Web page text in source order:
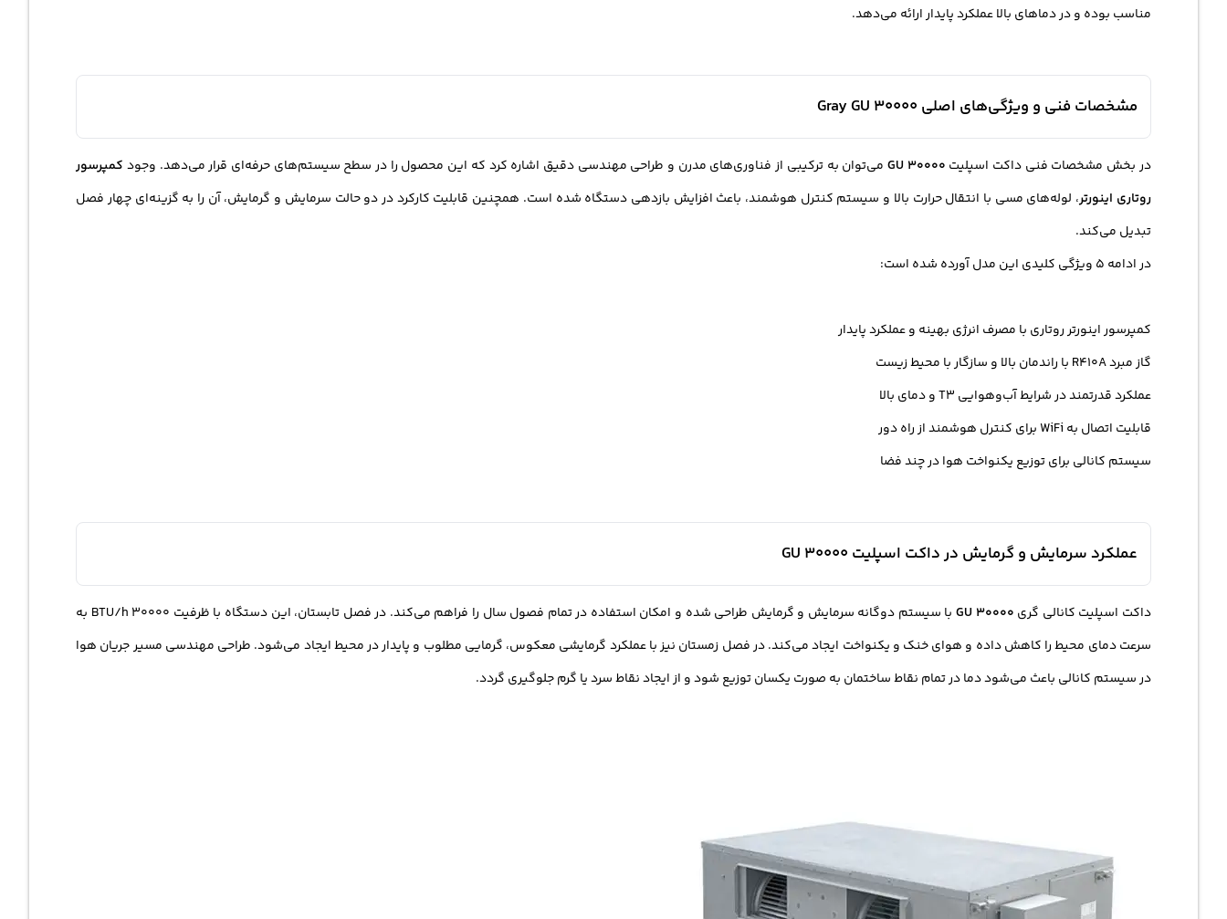
مناسب بوده و در دماهای بالا عملکرد پایدار ارائه می‌دهد.
مشخصات فنی و ویژگی‌های اصلی Gray GU 30000
در بخش مشخصات فنی داکت اسپلیت GU 30000 می‌توان به ترکیبی از فناوری‌های مدرن و طراحی مهندسی دقیق اشاره کرد که این محصول را در سطح سیستم‌های حرفه‌ای قرار می‌دهد. وجود کمپرسور
روتاری اینورتر، لوله‌های مسی با انتقال حرارت بالا و سیستم کنترل هوشمند، باعث افزایش بازدهی دستگاه شده است. همچنین قابلیت کارکرد در دو حالت سرمایش و گرمایش، آن را به گزینه‌ای چهار فصل
تبدیل می‌کند.
در ادامه 5 ویژگی کلیدی این مدل آورده شده است:
کمپرسور اینورتر روتاری با مصرف انرژی بهینه و عملکرد پایدار
گاز مبرد R410A با راندمان بالا و سازگار با محیط زیست
عملکرد قدرتمند در شرایط آب‌وهوایی T3 و دمای بالا
قابلیت اتصال به WiFi برای کنترل هوشمند از راه دور
سیستم کانالی برای توزیع یکنواخت هوا در چند فضا
عملکرد سرمایش و گرمایش در داکت اسپلیت GU 30000
داکت اسپلیت کانالی گری GU 30000
با سیستم دوگانه سرمایش و گرمایش طراحی شده و امکان استفاده در تمام فصول سال را فراهم می‌کند. در فصل تابستان، این دستگاه با ظرفیت 30000 BTU/h به
سرعت دمای محیط را کاهش داده و هوای خنک و یکنواخت ایجاد می‌کند. در فصل زمستان نیز با عملکرد گرمایشی معکوس، گرمایی مطلوب و پایدار در محیط ایجاد می‌شود. طراحی مهندسی مسیر جریان هوا
در سیستم کانالی باعث می‌شود دما در تمام نقاط ساختمان به صورت یکسان توزیع شود و از ایجاد نقاط سرد یا گرم جلوگیری گردد.